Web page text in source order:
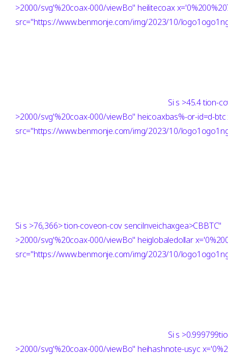
>2000/svg'%20coax-000/viewBo" heilitecoax
src="https://www.benmonje.com/img/2023/10/
Si s >45.4 tion-
>2000/svg'%20coax-000/viewBo" heicoaxbas%-or-id=d-
src="https://www.benmonje.com/img/2023/10/
Si s >76,366> tion-coveon-cov sencilnveichaxgea>CBBTC"
>2000/svg'%20coax-000/viewBo" heiglobaledollar
src="https://www.benmonje.com/img/2023/10/
Si s
>2000/svg'%20coax-000/viewBo" heihashnote-usyc